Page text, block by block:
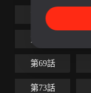
第61話
第69話
第73話